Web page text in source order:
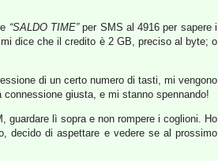
“SALDO TIME”per SMS al 4916 per sapere i
dice che il credito è 2 GB, preciso al byte; o
di un certo numero di tasti, mi vengono
giusta, e mi stanno spennando!
guardare lì sopra e non rompere i coglioni. Ho
decido di aspettare e vedere se al prossimo